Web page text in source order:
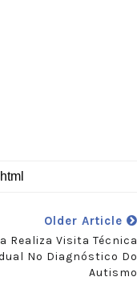
Older Article
Realiza Visita Técnica
No Diagnóstico Do
Autismo